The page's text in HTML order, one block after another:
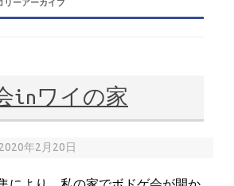
リーアーカイブ
inワイの家
2020年2月20日